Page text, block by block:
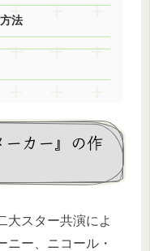
法
ーカー』の作
大スター共演によ
ニー、ニコール・